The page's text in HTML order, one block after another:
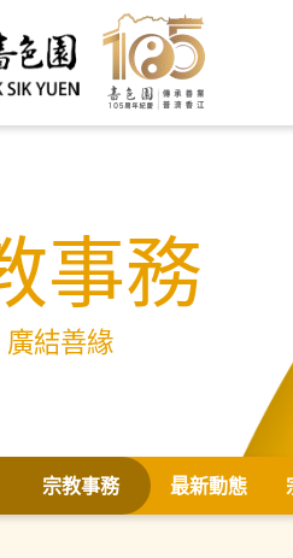
事務
結善緣
宗教事務 最新動態